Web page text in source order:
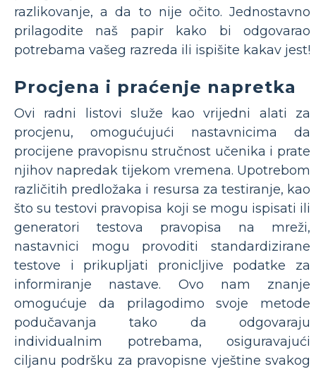
razlikovanje, a da to nije očito. Jednostavno
prilagodite naš papir kako bi odgovarao
potrebama vašeg razreda ili ispišite kakav jest!
Procjena i praćenje napretka
Ovi radni listovi služe kao vrijedni alati za
procjenu, omogućujući nastavnicima da
procijene pravopisnu stručnost učenika i prate
njihov napredak tijekom vremena. Upotrebom
različitih predložaka i resursa za testiranje, kao
što su testovi pravopisa koji se mogu ispisati ili
generatori testova pravopisa na mreži,
nastavnici mogu provoditi standardizirane
testove i prikupljati pronicljive podatke za
informiranje nastave. Ovo nam znanje
omogućuje da prilagodimo svoje metode
podučavanja tako da odgovaraju
individualnim potrebama, osiguravajući
ciljanu podršku za pravopisne vještine svakog